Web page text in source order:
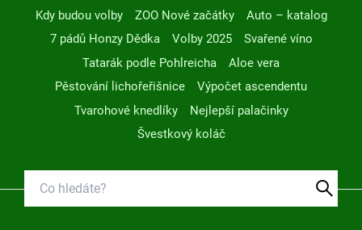
Kdy budou volby
ZOO Nové začátky
Auto – katalog
7 pádů Honzy Dědka
Volby 2025
Svařené víno
Tatarák podle Pohlreicha
Aloe vera
Pěstování lichořeřišnice
Výpočet ascendentu
Tvarohové knedlíky
Nejlepší palačinky
Švestkový koláč